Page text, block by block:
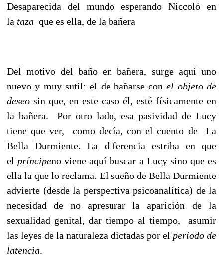
Desaparecida del mundo esperando Niccoló en
la taza que es ella, de la bañera
Del motivo del baño en bañera, surge aquí uno
nuevo y muy sutil: el de bañarse conel objeto de
deseo sin que, en este caso él, esté físicamente en
la bañera. Por otro lado, esa pasividad de Lucy
tiene que ver, como decía, con el cuento de La
Bella Durmiente. La diferencia estriba en que
el príncipeno viene aquí buscar a Lucy sino que es
ella la que lo reclama. El sueño de Bella Durmiente
advierte (desde la perspectiva psicoanalítica) de la
necesidad de no apresurar la aparición de la
sexualidad genital, dar tiempo al tiempo, asumir
las leyes de la naturaleza dictadas por el periodo de
latencia.